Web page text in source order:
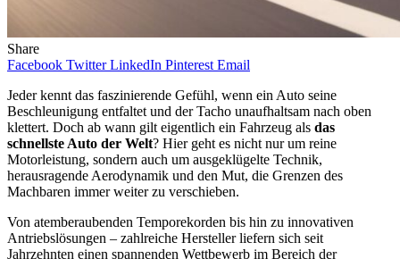
Share
Facebook Twitter LinkedIn Pinterest Email
Jeder kennt das faszinierende Gefühl, wenn ein Auto seine
Beschleunigung entfaltet und der Tacho unaufhaltsam nach oben
klettert. Doch ab wann gilt eigentlich ein Fahrzeug als das
schnellste Auto der Welt? Hier geht es nicht nur um reine
Motorleistung, sondern auch um ausgeklügelte Technik,
herausragende Aerodynamik und den Mut, die Grenzen des
Machbaren immer weiter zu verschieben.
Von atemberaubenden Temporekorden bis hin zu innovativen
Antriebslösungen – zahlreiche Hersteller liefern sich seit
Jahrzehnten einen spannenden Wettbewerb im Bereich der